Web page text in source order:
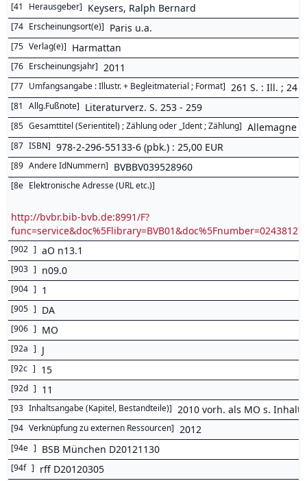
[41 Herausgeber] Keysers, Ralph Bernard
[74 Erscheinungsort(e)] Paris u.a.
[75 Verlag(e)] Harmattan
[76 Erscheinungsjahr] 2011
[77 Umfangsangabe : Illustr. + Begleitmaterial ; Format] 261 S. : Ill. ; 24
[81 Allg.Fußnote] Literaturverz. S. 253 - 259
[85 Gesamttitel (Serientitel) ; Zählung oder _Ident ; Zählung] Allemagne
[87 ISBN] 978-2-296-55133-6 (pbk.) : 25,00 EUR
[89 Andere IdNummern] BVBBV039528960
[8e Elektronische Adresse (URL etc.)]
http://bvbr.bib-bvb.de:8991/F?
[902 ] aO n13.1
[903 ] n09.0
[904 ] 1
[905 ] DA
[906 ] MO
[92a ] J
[92c ] 15
[92d ] 11
[93 Inhaltsangabe (Kapitel, Bestandteile)] 2010 vorh. als MO s.
[94 Verknüpfung zu externen Ressourcen] 2012
[94e ] BSB München D20121130
[94f ] rff D20120305